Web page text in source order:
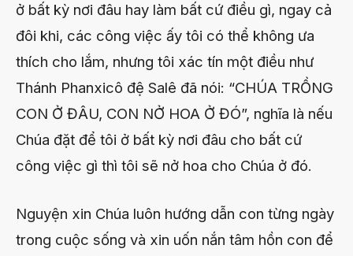
ở bất kỳ nơi đâu hay làm bất cứ điều gì, ngay cả
đôi khi, các công việc ấy tôi có thể không ưa
thích cho lắm, nhưng tôi xác tín một điều như
Thánh Phanxicô đệ Salê đã nói: “CHÚA TRỒNG
CON Ở ĐÂU, CON NỞ HOA Ở ĐÓ”, nghĩa là nếu
Chúa đặt để tôi ở bất kỳ nơi đâu cho bất cứ
công việc gì thì tôi sẽ nở hoa cho Chúa ở đó.
Nguyện xin Chúa luôn hướng dẫn con từng ngày
trong cuộc sống và xin uốn nắn tâm hồn con để